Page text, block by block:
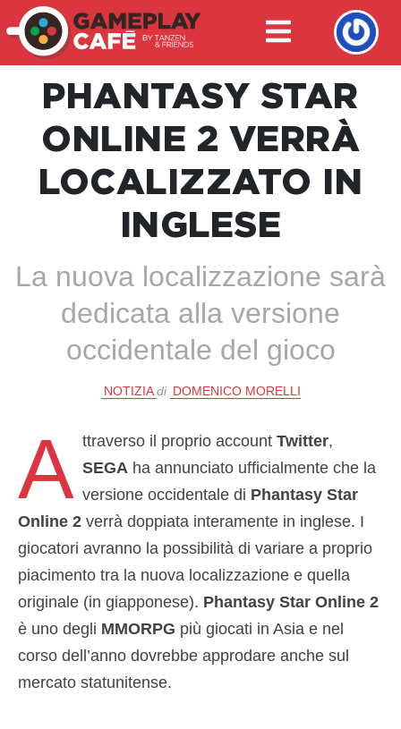
PHANTASY STAR
ONLINE 2 VERRÀ
LOCALIZZATO IN
INGLESE
La nuova localizzazione sarà
dedicata alla versione
occidentale del gioco
NOTIZIA di DOMENICO MORELLI
A ttraverso il proprio accountTwitter,
SEGA ha annunciato ufficialmente che la
versione occidentale di Phantasy Star
Online 2 verrà doppiata interamente in inglese. I
giocatori avranno la possibilità di variare a proprio
piacimento tra la nuova localizzazione e quella
originale (in giapponese). Phantasy Star Online 2
è uno degli MMORPG più giocati in Asia e nel
corso dell’anno dovrebbe approdare anche sul
mercato statunitense.